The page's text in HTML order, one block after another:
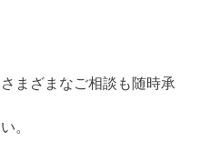
まざまなご相談も随時承
。